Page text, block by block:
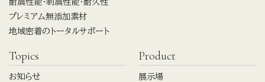
プレミアム無添加素材
地域密着のトータルサポート
Topics
お知らせ
Product
展示場